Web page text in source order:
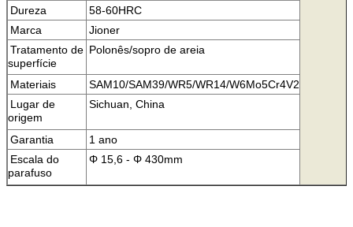
Dureza
58-60HRC
Marca
Jioner
Tratamento de
superfície
Polonês/sopro de areia
Materiais
SAM10/SAM39/WR5/WR14/W6Mo5Cr4V2
Lugar de
origem
Sichuan, China
Garantia
1 ano
Escala do
parafuso
Φ 15,6 - Φ 430mm